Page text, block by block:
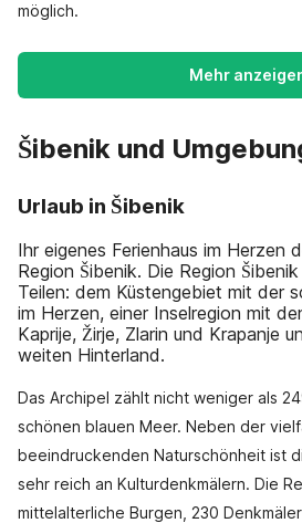
möglich.
Mehr
Šibenik und
Urlaub in Šibenik
Ihr eigenes Ferienhaus im Herzen
Region Šibenik. Die Region
Teilen: dem Küstengebiet mit der
im Herzen, einer Inselregion mit
Kaprije, Žirje, Zlarin und Krapanje
weiten Hinterland.
Das Archipel zählt nicht weniger als
schönen blauen Meer. Neben der
beeindruckenden Naturschönheit ist
sehr reich an Kulturdenkmälern. Die
mittelalterliche Burgen, 230